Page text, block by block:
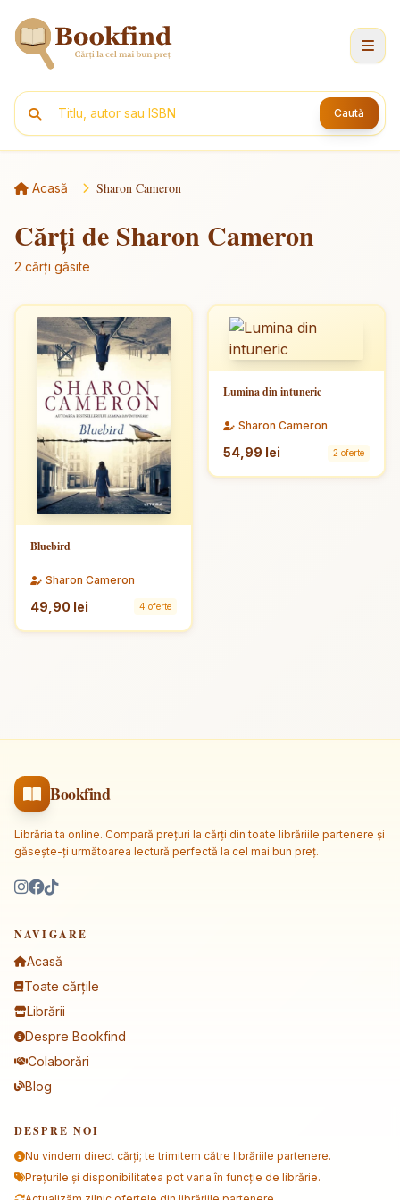
Caută
Acasă Sharon Cameron
Cărți de Sharon Cameron
2 cărți găsite
Bluebird
Sharon Cameron
49,90 lei 4 oferte
Lumina din intuneric
Sharon Cameron
54,99 lei 2 oferte
Bookfind
Librăria ta online. Compară prețuri la cărți din toate librăriile partenere și
găsește-ți următoarea lectură perfectă la cel mai bun preț.
NAVIGARE
Acasă
Toate cărțile
Librării
Despre Bookfind
Colaborări
Blog
DESPRE NOI
Nu vindem direct cărți; te trimitem către librăriile partenere.
Prețurile și disponibilitatea pot varia în funcție de librărie.